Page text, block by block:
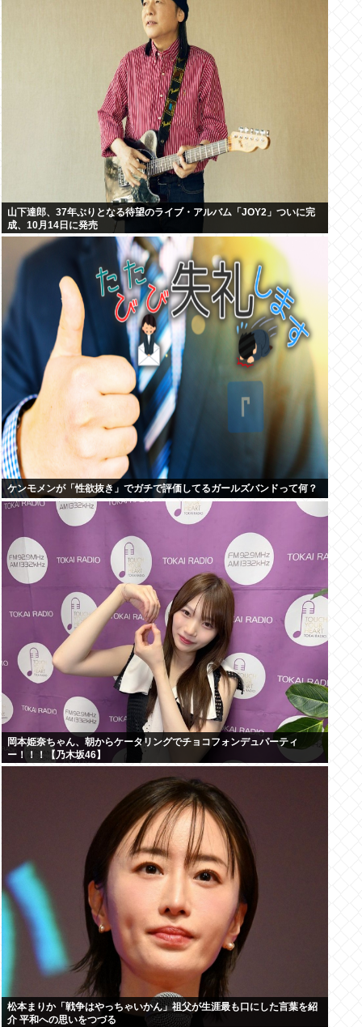
山下達郎、37年ぶりとなる待望のライブ・アルバム「JOY2」ついに完
成、10月14日に発売
ケンモメンが「性欲抜き」でガチで評価してるガールズバンドって何？
岡本姫奈ちゃん、朝からケータリングでチョコフォンデュパーティ
ー！！！【乃木坂46】
松本まりか「戦争はやっちゃいかん」祖父が生涯最も口にした言葉を紹
介 平和への思いをつづる